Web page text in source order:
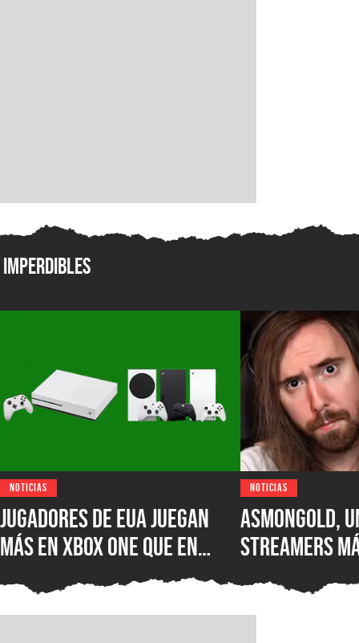
Imperdibles
NOTICIAS
Jugadores de EUA juegan
más en XBOX One que en
XBOX Series X|S: encuesta
muestra el desastre de
NOTICIAS
Asmongold,
streamers
del mundo,
Twitch por